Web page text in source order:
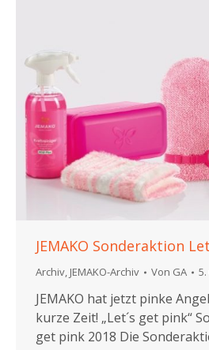
JEMAKO Sonderaktion
Archiv, JEMAKO-Archiv Von GA
JEMAKO hat jetzt pinke
kurze Zeit! „Let´s get pink“
get pink 2018 Die